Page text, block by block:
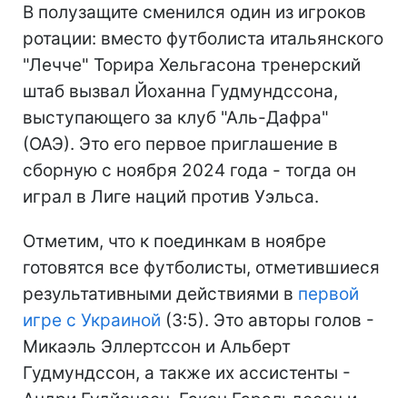
В полузащите сменился один из игроков
ротации: вместо футболиста итальянского
"Лечче" Торира Хельгасона тренерский
штаб вызвал Йоханна Гудмундссона,
выступающего за клуб "Аль-Дафра"
(ОАЭ). Это его первое приглашение в
сборную с ноября 2024 года - тогда он
играл в Лиге наций против Уэльса.
Отметим, что к поединкам в ноябре
готовятся все футболисты, отметившиеся
результативными действиями в первой
игре с Украиной (3:5). Это авторы голов -
Микаэль Эллертссон и Альберт
Гудмундссон, а также их ассистенты -